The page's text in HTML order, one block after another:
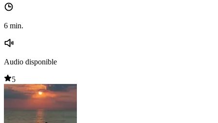
6 min.
Audio disponible
5